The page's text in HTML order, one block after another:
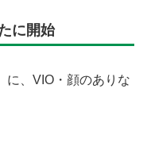
に開始
に、VIO・顔のありな